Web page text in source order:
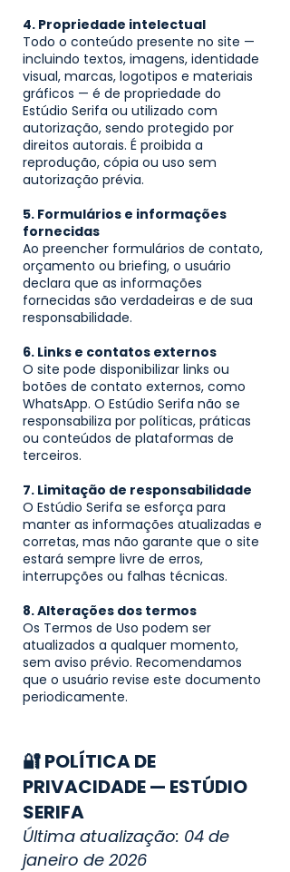
4. Propriedade intelectual
Todo o conteúdo presente no site —
incluindo textos, imagens, identidade
visual, marcas, logotipos e materiais
gráficos — é de propriedade do
Estúdio Serifa ou utilizado com
autorização, sendo protegido por
direitos autorais. É proibida a
reprodução, cópia ou uso sem
autorização prévia.
5. Formulários e informações
fornecidas
Ao preencher formulários de contato,
orçamento ou briefing, o usuário
declara que as informações
fornecidas são verdadeiras e de sua
responsabilidade.
6. Links e contatos externos
O site pode disponibilizar links ou
botões de contato externos, como
WhatsApp. O Estúdio Serifa não se
responsabiliza por políticas, práticas
ou conteúdos de plataformas de
terceiros.
7. Limitação de responsabilidade
O Estúdio Serifa se esforça para
manter as informações atualizadas e
corretas, mas não garante que o site
estará sempre livre de erros,
interrupções ou falhas técnicas.
8. Alterações dos termos
Os Termos de Uso podem ser
atualizados a qualquer momento,
sem aviso prévio. Recomendamos
que o usuário revise este documento
periodicamente.
🔐 POLÍTICA DE
PRIVACIDADE — ESTÚDIO
SERIFA
Última atualização: 04 de
janeiro de 2026